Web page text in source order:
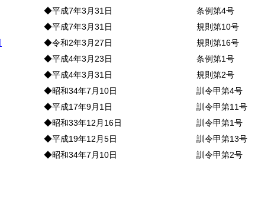
◆平成7年3月31日
条例第4号
◆平成7年3月31日
規則第10号
◆令和2年3月27日
規則第16号
◆平成4年3月23日
条例第1号
◆平成4年3月31日
規則第2号
◆昭和34年7月10日
訓令甲第4号
◆平成17年9月1日
訓令甲第11号
◆昭和33年12月16日
訓令甲第1号
◆平成19年12月5日
訓令甲第13号
◆昭和34年7月10日 訓令甲第2号